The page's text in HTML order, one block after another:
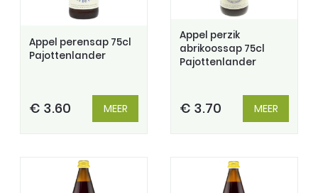
Appel perensap 75cl
Pajottenlander
€ 3.60 MEER
Appel perzik
abrikoossap 75cl
Pajottenlander
€ 3.70 MEER